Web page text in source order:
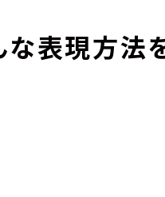
表現方法